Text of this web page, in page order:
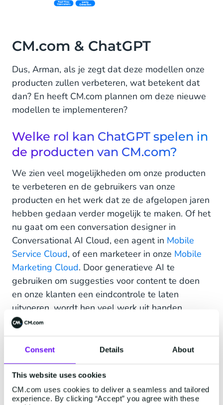
Consent Details About
This website uses cookies
CM.com uses cookies to deliver a seamless and tailored
experience. By clicking “Accept” you agree with these
CM.com & ChatGPT
Dus, Arman, als je zegt dat deze modellen onze
producten zullen verbeteren, wat betekent dat
dan? En heeft CM.com plannen om deze nieuwe
modellen te implementeren?
Welke rol kan ChatGPT spelen in
de producten van CM.com?
We zien veel mogelijkheden om onze producten
te verbeteren en de gebruikers van onze
producten en het werk dat ze de afgelopen jaren
hebben gedaan verder mogelijk te maken. Of het
nu gaat om een conversation designer in
Conversational AI Cloud, een agent in Mobile
Service Cloud, of een marketeer in onze Mobile
Marketing Cloud. Door generatieve AI te
gebruiken om suggesties voor content te doen
en onze klanten een eindcontrole te laten
uitvoeren, wordt hen veel werk uit handen
genomen.
laten meeslepen door de hype en deze
technologieën alleen maar integreren om ze te
implementeren die een significante toegevoegde